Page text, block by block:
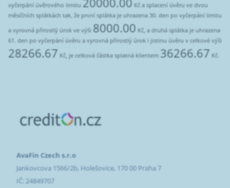
vyčerpání úvěrového limitu
Kč a splacení úvěru ve dvou
měsíčních splátkách tak, že první splátka je uhrazena 30. den po vyčerpání limitu
a vyrovná přirostlý úrok ve výši 8000.00 Kč, a druhá splátka je uhrazena
61. den po vyčerpání úvěru a vyrovná přirostlý úrok i jistinu úvěru v celkové výši
28266.67 Kč, je celková částka splatná klientem 36266.67 Kč.
AvaFin Czech s.r.o
Jankovcova 1566/2b, Holešovice, 170 00 Praha 7
IČ: 24849707